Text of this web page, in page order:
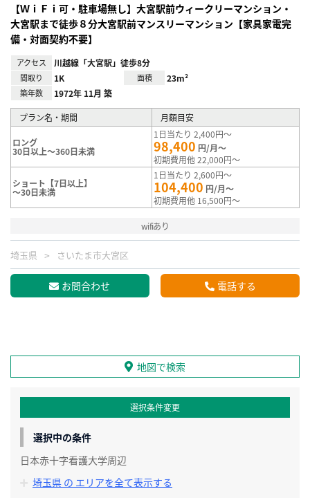
【ＷｉＦｉ可・駐車場無し】大宮駅前ウィークリーマンション・
大宮駅まで徒歩８分大宮駅前マンスリーマンション【家具家電完
備・対面契約不要】
アクセス 川越線「大宮駅」徒歩8分
間取り 1K 面積 23m²
築年数 1972年 11月 築
プラン名・期間 月額目安
ロング
30日以上～360日未満
1日当たり 2,400円～
98,400 円/月～
初期費用他 22,000円～
ショート【7日以上】
～30日未満
1日当たり 2,600円～
104,400 円/月～
初期費用他 16,500円～
wifiあり
埼玉県 さいたま市大宮区
お問合わせ 電話する
地図で検索
選択条件変更
選択中の条件
日本赤十字看護大学周辺
埼玉県 の エリアを全て表示する